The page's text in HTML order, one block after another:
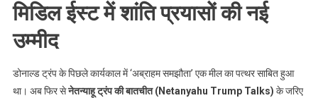
मिडिल ईस्ट में शांति प्रयासों की नई
उम्मीद
डोनाल्ड ट्रंप के पिछले कार्यकाल में ‘अब्राहम समझौता’ एक मील का पत्थर साबित हुआ
था। अब फिर सेनेतन्याहू ट्रंप की बातचीत (Netanyahu Trump Talks) के जरिए